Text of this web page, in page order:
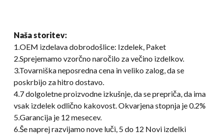
Naša storitev:
1.OEM izdelava dobrodošlice: Izdelek, Paket
2.Sprejemamo vzorčno naročilo za večino izdelkov.
3.Tovarniška neposredna cena in veliko zalog, da se
poskrbijo za hitro dostavo.
4.7 dolgoletne proizvodne izkušnje, da se prepriča, da ima
vsak izdelek odlično kakovost. Okvarjena stopnja je 0.2%
5.Garancija je 12 mesecev.
6.Še naprej razvijamo nove luči, 5 do 12 Novi izdelki